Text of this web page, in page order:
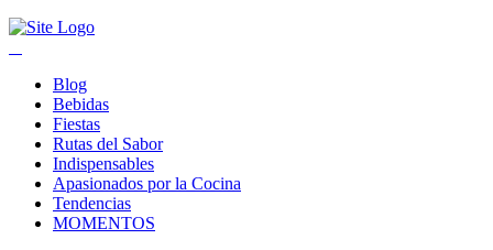
Blog
Bebidas
Fiestas
Rutas del Sabor
Indispensables
Apasionados por la Cocina
Tendencias
MOMENTOS